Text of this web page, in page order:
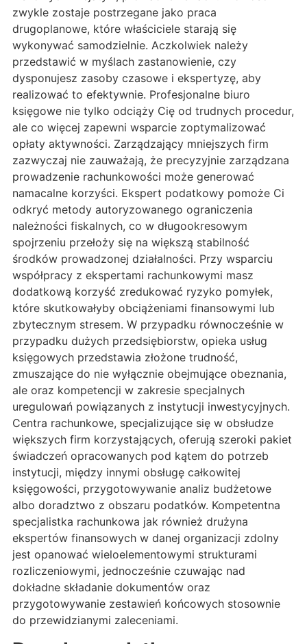
zwykle zostaje postrzegane jako praca
drugoplanowe, które właściciele starają się
wykonywać samodzielnie. Aczkolwiek należy
przedstawić w myślach zastanowienie, czy
dysponujesz zasoby czasowe i ekspertyzę, aby
realizować to efektywnie. Profesjonalne biuro
księgowe nie tylko odciąży Cię od trudnych procedur,
ale co więcej zapewni wsparcie zoptymalizować
opłaty aktywności. Zarządzający mniejszych firm
zazwyczaj nie zauważają, że precyzyjnie zarządzana
prowadzenie rachunkowości może generować
namacalne korzyści. Ekspert podatkowy pomoże Ci
odkryć metody autoryzowanego ograniczenia
należności fiskalnych, co w długookresowym
spojrzeniu przełoży się na większą stabilność
środków prowadzonej działalności. Przy wsparciu
współpracy z ekspertami rachunkowymi masz
dodatkową korzyść zredukować ryzyko pomyłek,
które skutkowałyby obciążeniami finansowymi lub
zbytecznym stresem. W przypadku równocześnie w
przypadku dużych przedsiębiorstw, opieka usług
księgowych przedstawia złożone trudność,
zmuszające do nie wyłącznie obejmujące obeznania,
ale oraz kompetencji w zakresie specjalnych
uregulowań powiązanych z instytucji inwestycyjnych.
Centra rachunkowe, specjalizujące się w obsłudze
większych firm korzystających, oferują szeroki pakiet
świadczeń opracowanych pod kątem do potrzeb
instytucji, między innymi obsługę całkowitej
księgowości, przygotowywanie analiz budżetowe
albo doradztwo z obszaru podatków. Kompetentna
specjalistka rachunkowa jak również drużyna
ekspertów finansowych w danej organizacji zdolny
jest opanować wieloelementowymi strukturami
rozliczeniowymi, jednocześnie czuwając nad
dokładne składanie dokumentów oraz
przygotowywanie zestawień końcowych stosownie
do przewidzianymi zaleceniami.